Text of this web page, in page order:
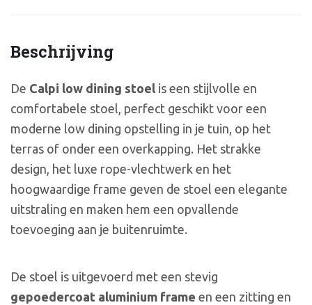
Beschrijving
De Calpi low dining stoel is een stijlvolle en
comfortabele stoel, perfect geschikt voor een
moderne low dining opstelling in je tuin, op het
terras of onder een overkapping. Het strakke
design, het luxe rope-vlechtwerk en het
hoogwaardige frame geven de stoel een elegante
uitstraling en maken hem een opvallende
toevoeging aan je buitenruimte.
De stoel is uitgevoerd met een stevig
gepoedercoat aluminium frame en een zitting en